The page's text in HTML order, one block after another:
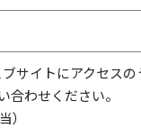
サイトにアクセス
合わせください。
）